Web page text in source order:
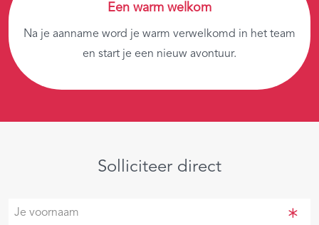
Een warm welkom
Na je aanname word je warm verwelkomd in het team
en start je een nieuw avontuur.
Solliciteer direct
Je